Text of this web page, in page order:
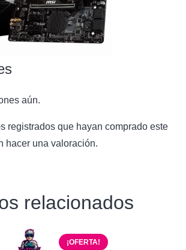
aún.
registrados que hayan comprado este
hacer una valoración.
relacionados
¡OFERTA!